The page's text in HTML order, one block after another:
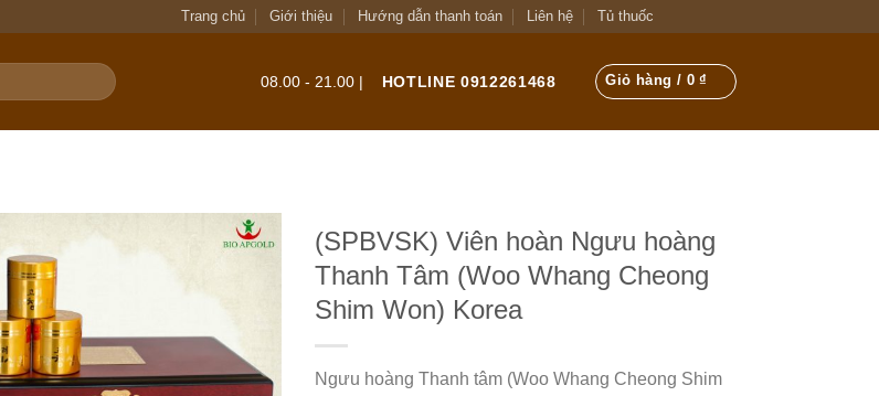
Trang chủ Giới thiệu Hướng dẫn thanh toán Liên hệ Tủ thuốc
08.00 - 21.00 | HOTLINE 0912261468 Giỏ hàng / 0₫
(SPBVSK) Viên hoàn Ngưu hoàng
Thanh Tâm (Woo Whang Cheong
Shim Won) Korea
Ngưu hoàng Thanh tâm (Woo Whang Cheong Shim